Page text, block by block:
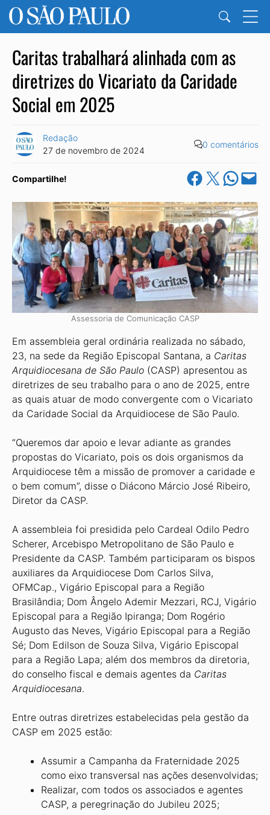
Caritas trabalhará alinhada com as
diretrizes do Vicariato da Caridade
Social em 2025
Redação
27 de novembro de 2024
0 comentários
Compartilhe! Share on Facebook
Share on X Share on
Email this
Assessoria de Comunicação CASP
Em assembleia geral ordinária realiza­da no sábado,
23, na sede da Região Epis­copal Santana, a Caritas
Arquidiocesana de São Paulo (CASP) apresentou as
diretrizes de seu trabalho para o ano de 2025, entre
as quais atuar de modo convergente com o Vicariato
da Caridade Social da Arquidio­cese de São Paulo.
“Queremos dar apoio e levar adiante as grandes
propostas do Vicariato, pois os dois organismos da
Arquidiocese têm a missão de promover a caridade e
o bem comum”, disse o Diácono Márcio José Ri­beiro,
Diretor da CASP.
A assembleia foi presidida pelo Car­deal Odilo Pedro
Scherer, Arcebispo Me­tropolitano de São Paulo e
Presidente da CASP. Também participaram os bispos
auxiliares da Arquidiocese Dom Carlos Silva,
OFMCap., Vigário Episcopal para a Região
Brasilândia; Dom Ângelo Ademir Mezzari, RCJ, Vigário
Episcopal para a Re­gião Ipiranga; Dom Rogério
Augusto das Neves, Vigário Episcopal para a Região
Sé; Dom Edilson de Souza Silva, Vigário Episcopal
para a Região Lapa; além dos membros da diretoria,
do conselho fiscal e demais agentes da Caritas
Arquidiocesana.
Entre outras diretrizes estabelecidas pela gestão da
CASP em 2025 estão:
Assumir a Campanha da Fraternidade 2025
como eixo transversal nas ações desenvolvidas;
Realizar, com todos os associados e agentes
CASP, a peregrinação do Jubi­leu 2025;